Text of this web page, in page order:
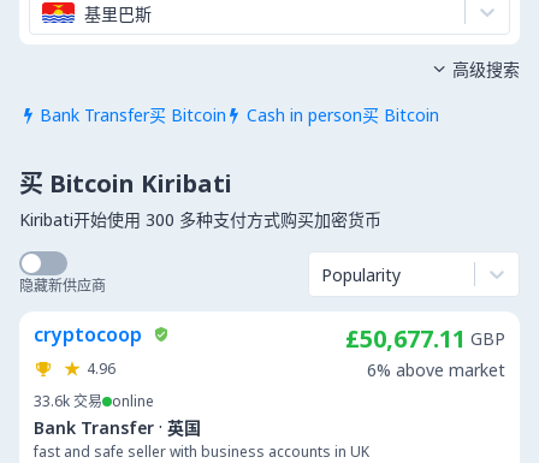
基里巴斯
 Bank Transfer买 Bitcoin  Cash in person买 Bitcoin
 高级搜索
买 Bitcoin Kiribati
Kiribati开始使用 300 多种支付方式购买加密货币
隐藏新供应商 Popularity
cryptocoop
4.96
33.6k交易 online
Bank Transfer · 英国
fast and safe seller with business accounts in UK
£50,677.11 GBP
6% above market